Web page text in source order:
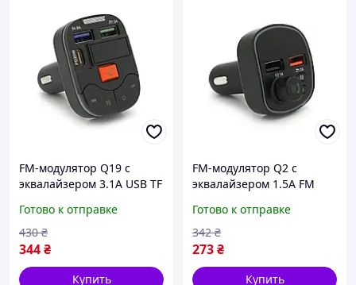
FM-модулятор Q19 с
эквалайзером 3.1A USB TF
Готово к отправке
344₴
430 ₴
Купить
FM-модулятор Q2 с
эквалайзером 1.5A FM
newyork
Готово к отправке
273₴
342 ₴
Купить